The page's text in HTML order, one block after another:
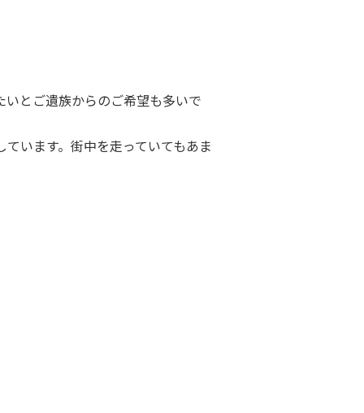
とご遺族からのご希望も多いで
います。街中を走っていてもあま